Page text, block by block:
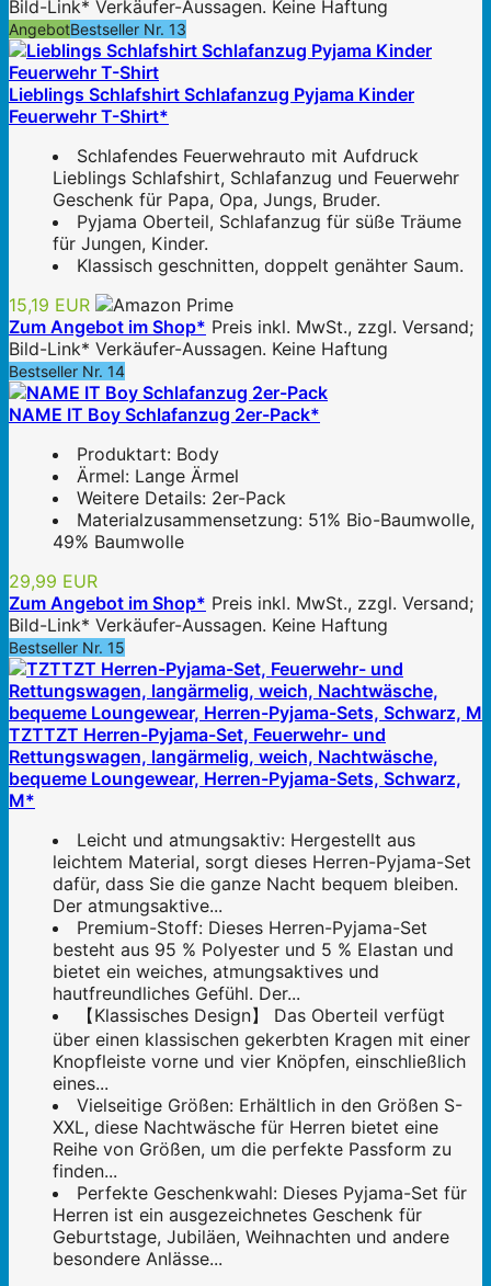
Bild-Link* Verkäufer-Aussagen. Keine Haftung
AngebotBestseller Nr. 13
Lieblings Schlafshirt Schlafanzug Pyjama Kinder
Feuerwehr T-Shirt*
Schlafendes Feuerwehrauto mit Aufdruck
Lieblings Schlafshirt, Schlafanzug und Feuerwehr
Geschenk für Papa, Opa, Jungs, Bruder.
Pyjama Oberteil, Schlafanzug für süße Träume
für Jungen, Kinder.
Klassisch geschnitten, doppelt genähter Saum.
15,19 EUR
Zum Angebot im Shop* Preis inkl. MwSt., zzgl. Versand;
Bild-Link* Verkäufer-Aussagen. Keine Haftung
Bestseller Nr. 14
NAME IT Boy Schlafanzug 2er-Pack*
Produktart: Body
Ärmel: Lange Ärmel
Weitere Details: 2er-Pack
Materialzusammensetzung: 51% Bio-Baumwolle,
49% Baumwolle
29,99 EUR
Zum Angebot im Shop* Preis inkl. MwSt., zzgl. Versand;
Bild-Link* Verkäufer-Aussagen. Keine Haftung
Bestseller Nr. 15
TZTTZT Herren-Pyjama-Set, Feuerwehr- und
Rettungswagen, langärmelig, weich, Nachtwäsche,
bequeme Loungewear, Herren-Pyjama-Sets, Schwarz,
M*
Leicht und atmungsaktiv: Hergestellt aus
leichtem Material, sorgt dieses Herren-Pyjama-Set
dafür, dass Sie die ganze Nacht bequem bleiben.
Der atmungsaktive...
Premium-Stoff: Dieses Herren-Pyjama-Set
besteht aus 95 % Polyester und 5 % Elastan und
bietet ein weiches, atmungsaktives und
hautfreundliches Gefühl. Der...
【Klassisches Design】 Das Oberteil verfügt
über einen klassischen gekerbten Kragen mit einer
Knopfleiste vorne und vier Knöpfen, einschließlich
eines...
Vielseitige Größen: Erhältlich in den Größen S-
XXL, diese Nachtwäsche für Herren bietet eine
Reihe von Größen, um die perfekte Passform zu
finden...
Perfekte Geschenkwahl: Dieses Pyjama-Set für
Herren ist ein ausgezeichnetes Geschenk für
Geburtstage, Jubiläen, Weihnachten und andere
besondere Anlässe...